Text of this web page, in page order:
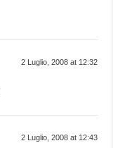
2 Luglio, 2008 at 12:32
2 Luglio, 2008 at 12:43